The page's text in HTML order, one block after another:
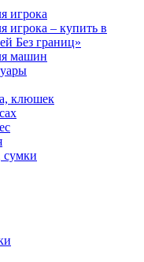
игрока
игрока – купить в
Без границ»
машин
клюшек
сумки